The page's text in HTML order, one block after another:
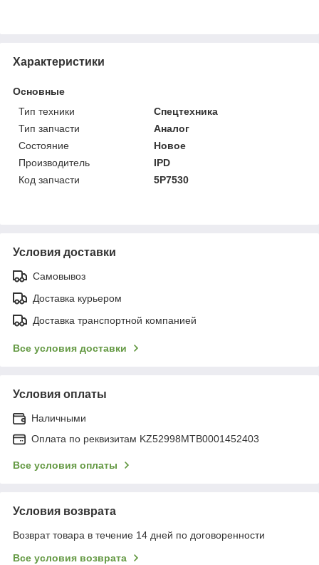
Характеристики
Основные
Тип техники
Спецтехника
Тип запчасти
Аналог
Состояние
Новое
Производитель
IPD
Код запчасти
5P7530
Условия доставки
Самовывоз
Доставка курьером
Доставка транспортной компанией
Все условия доставки
Условия оплаты
Наличными
Оплата по реквизитам KZ52998MTB0001452403
Все условия оплаты
Условия возврата
Возврат товара в течение 14 дней по договоренности
Все условия возврата